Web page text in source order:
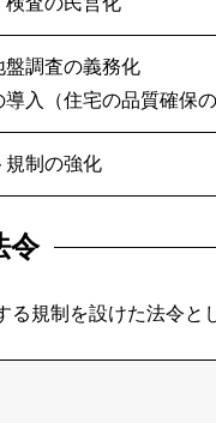
盤調査の義務化
入（住宅の品質確保
規制の強化
令
規制を設けた法令と